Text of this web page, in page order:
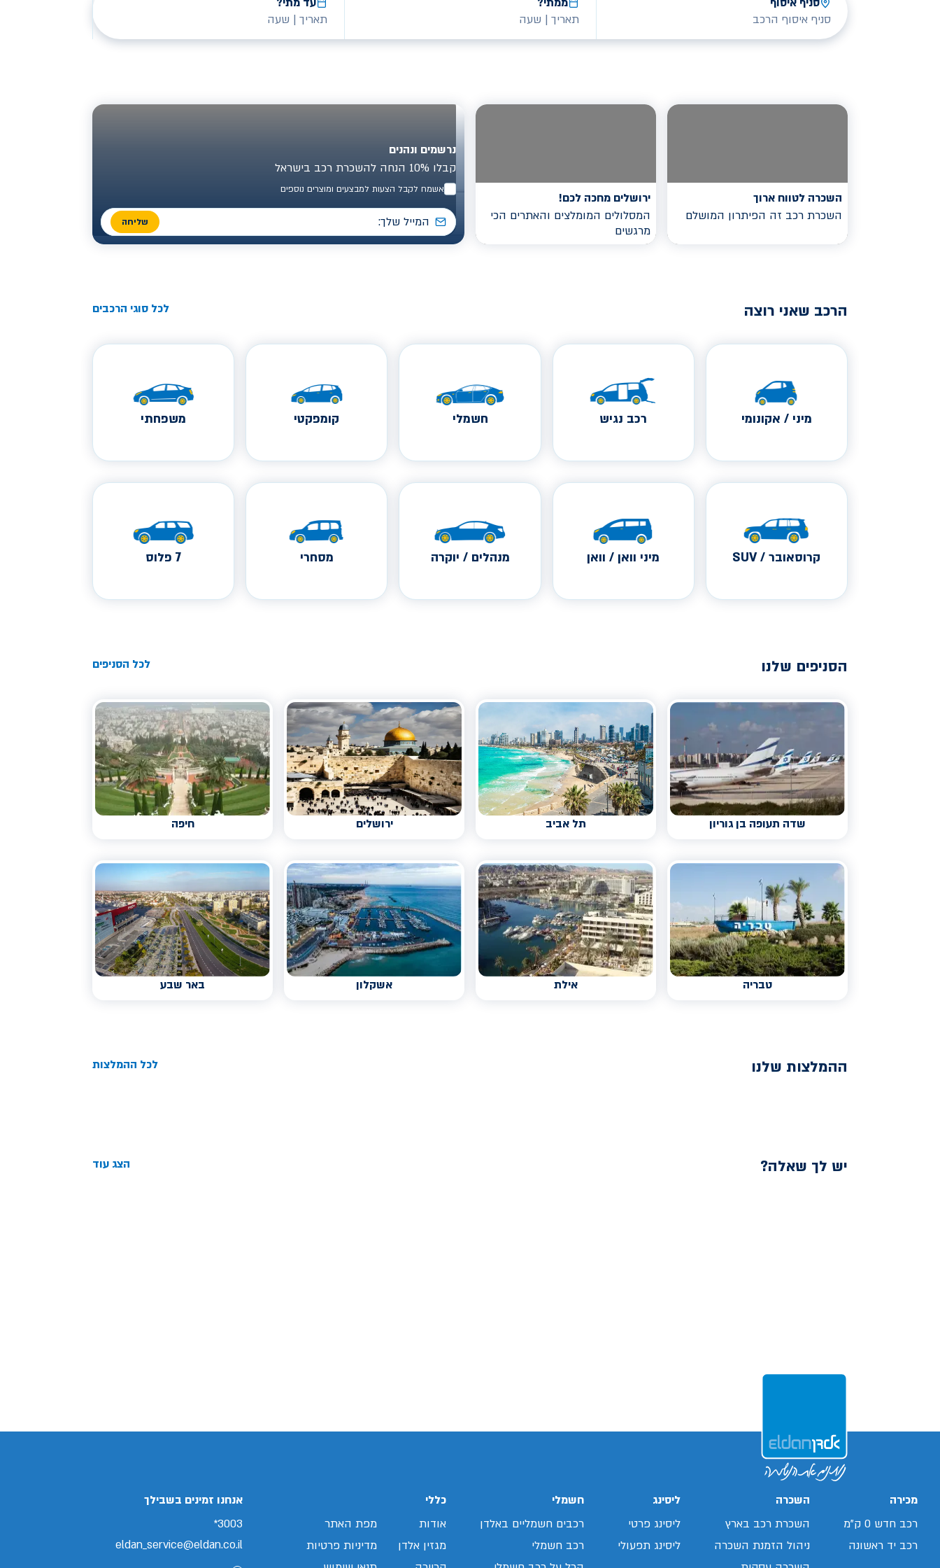
סניף איסוף הרכב
תאריך | שעה
תאריך | שעה
השכרה לטווח ארוך
השכרת רכב זה הפיתרון המושלם
ירושלים מחכה לכם!
המסלולים המומלצים והאתרים הכי
מרגשים
נרשמים ונהנים
קבלו 10% הנחה להשכרת רכב בישראל
אשמח לקבל הצעות למבצעים ומוצרים נוספים
שליחה
הרכב שאני רוצה לכל סוגי הרכבים
מיני / אקונומי רכב נגיש חשמלי קומפקטי משפחתי
קרוסאובר / SUV מיני וואן / וואן מנהלים / יוקרה מסחרי 7 פלוס
הסניפים שלנו לכל הסניפים
שדה תעופה בן גוריון תל אביב ירושלים חיפה
טבריה אילת אשקלון באר שבע
ההמלצות שלנו לכל ההמלצות
יש לך שאלה? הצג עוד
מכירה
רכב חדש 0 ק"מ
רכב יד ראשונה
השכרה
השכרת רכב בארץ
ניהול הזמנת השכרה
ליסינג
ליסינג פרטי
ליסינג תפעולי
חשמלי
רכבים חשמליים באלדן
רכב חשמלי
כללי
אודות
מגזין אלדן
מפת האתר
מדיניות פרטיות
אנחנו זמינים בשבילך
3003*
eldan_service@eldan.co.il